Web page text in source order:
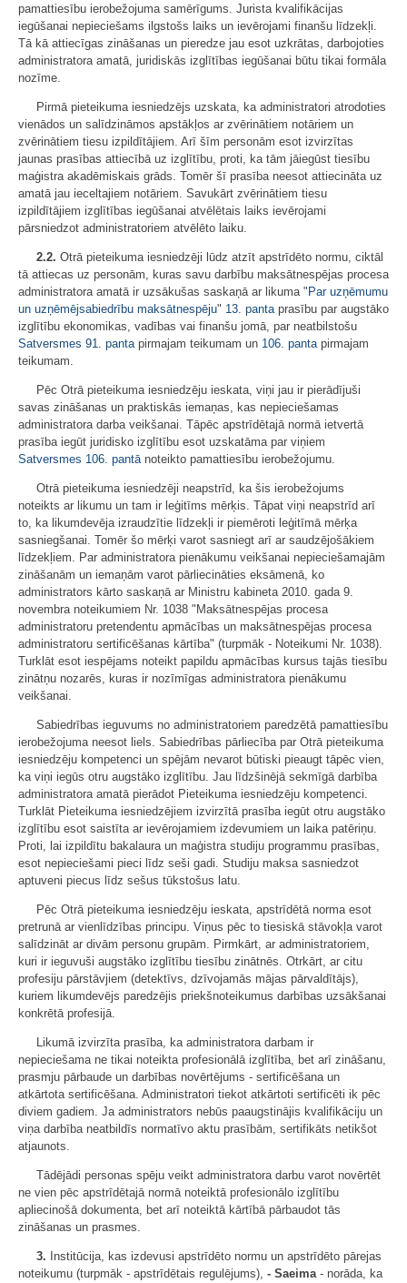
pamattiesību ierobežojuma samērīgums. Jurista kvalifikācijas
iegūšanai nepieciešams ilgstošs laiks un ievērojami finanšu līdzekļi.
Tā kā attiecīgas zināšanas un pieredze jau esot uzkrātas, darbojoties
administratora amatā, juridiskās izglītības iegūšanai būtu tikai formāla
nozīme.
Pirmā pieteikuma iesniedzējs uzskata, ka administratori atrodoties
vienādos un salīdzināmos apstākļos ar zvērinātiem notāriem un
zvērinātiem tiesu izpildītājiem. Arī šīm personām esot izvirzītas
jaunas prasības attiecībā uz izglītību, proti, ka tām jāiegūst tiesību
maģistra akadēmiskais grāds. Tomēr šī prasība neesot attiecināta uz
amatā jau ieceltajiem notāriem. Savukārt zvērinātiem tiesu
izpildītājiem izglītības iegūšanai atvēlētais laiks ievērojami
pārsniedzot administratoriem atvēlēto laiku.
2.2. Otrā pieteikuma iesniedzēji lūdz atzīt apstrīdēto normu, ciktāl
tā attiecas uz personām, kuras savu darbību maksātnespējas procesa
administratora amatā ir uzsākušas saskaņā ar likuma " Par uzņēmumu
un uzņēmējsabiedrību maksātnespēju" 13. pantaprasību par augstāko
izglītību ekonomikas, vadības vai finanšu jomā, par neatbilstošu
Satversmes 91. pantapirmajam teikumam un 106. pantapirmajam
teikumam.
Pēc Otrā pieteikuma iesniedzēju ieskata, viņi jau ir pierādījuši
savas zināšanas un praktiskās iemaņas, kas nepieciešamas
administratora darba veikšanai. Tāpēc apstrīdētajā normā ietvertā
prasība iegūt juridisko izglītību esot uzskatāma par viņiem
Satversmes 106. pantānoteikto pamattiesību ierobežojumu.
Otrā pieteikuma iesniedzēji neapstrīd, ka šis ierobežojums
noteikts ar likumu un tam ir leģitīms mērķis. Tāpat viņi neapstrīd arī
to, ka likumdevēja izraudzītie līdzekļi ir piemēroti leģitīmā mērķa
sasniegšanai. Tomēr šo mērķi varot sasniegt arī ar saudzējošākiem
līdzekļiem. Par administratora pienākumu veikšanai nepieciešamajām
zināšanām un iemaņām varot pārliecināties eksāmenā, ko
administrators kārto saskaņā ar Ministru kabineta 2010. gada 9.
novembra noteikumiem Nr. 1038 "Maksātnespējas procesa
administratoru pretendentu apmācības un maksātnespējas procesa
administratoru sertificēšanas kārtība" (turpmāk - Noteikumi Nr. 1038).
Turklāt esot iespējams noteikt papildu apmācības kursus tajās tiesību
zinātņu nozarēs, kuras ir nozīmīgas administratora pienākumu
veikšanai.
Sabiedrības ieguvums no administratoriem paredzētā pamattiesību
ierobežojuma neesot liels. Sabiedrības pārliecība par Otrā pieteikuma
iesniedzēju kompetenci un spējām nevarot būtiski pieaugt tāpēc vien,
ka viņi iegūs otru augstāko izglītību. Jau līdzšinējā sekmīgā darbība
administratora amatā pierādot Pieteikuma iesniedzēju kompetenci.
Turklāt Pieteikuma iesniedzējiem izvirzītā prasība iegūt otru augstāko
izglītību esot saistīta ar ievērojamiem izdevumiem un laika patēriņu.
Proti, lai izpildītu bakalaura un maģistra studiju programmu prasības,
esot nepieciešami pieci līdz seši gadi. Studiju maksa sasniedzot
aptuveni piecus līdz sešus tūkstošus latu.
Pēc Otrā pieteikuma iesniedzēju ieskata, apstrīdētā norma esot
pretrunā ar vienlīdzības principu. Viņus pēc to tiesiskā stāvokļa varot
salīdzināt ar divām personu grupām. Pirmkārt, ar administratoriem,
kuri ir ieguvuši augstāko izglītību tiesību zinātnēs. Otrkārt, ar citu
profesiju pārstāvjiem (detektīvs, dzīvojamās mājas pārvaldītājs),
kuriem likumdevējs paredzējis priekšnoteikumus darbības uzsākšanai
konkrētā profesijā.
Likumā izvirzīta prasība, ka administratora darbam ir
nepieciešama ne tikai noteikta profesionālā izglītība, bet arī zināšanu,
prasmju pārbaude un darbības novērtējums - sertificēšana un
atkārtota sertificēšana. Administratori tiekot atkārtoti sertificēti ik pēc
diviem gadiem. Ja administrators nebūs paaugstinājis kvalifikāciju un
viņa darbība neatbildīs normatīvo aktu prasībām, sertifikāts netikšot
atjaunots.
Tādējādi personas spēju veikt administratora darbu varot novērtēt
ne vien pēc apstrīdētajā normā noteiktā profesionālo izglītību
apliecinošā dokumenta, bet arī noteiktā kārtībā pārbaudot tās
zināšanas un prasmes.
3. Institūcija, kas izdevusi apstrīdēto normu un apstrīdēto pārejas
noteikumu (turpmāk - apstrīdētais regulējums), - Saeima- norāda, ka